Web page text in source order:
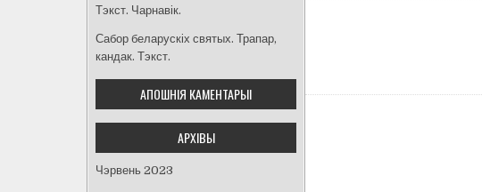
Тэкст. Чарнавік.
Сабор беларускіх святых. Трапар,
кандак. Тэкст.
АПОШНІЯ КАМЕНТАРЫІ
АРХІВЫ
Чэрвень 2023